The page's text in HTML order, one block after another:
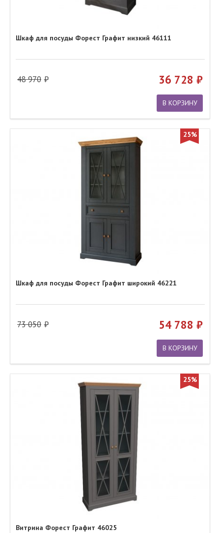
Шкаф для посуды Форест Графит низкий 46111
48 970 36 728
В КОРЗИНУ
25%
Шкаф для посуды Форест Графит широкий 46221
73 050 54 788
В КОРЗИНУ
25%
Витрина Форест Графит 46025